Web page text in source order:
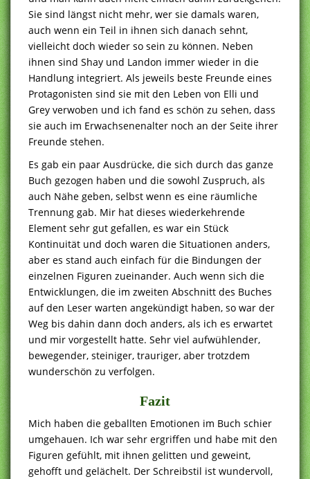
Sie sind längst nicht mehr, wer sie damals waren,
auch wenn ein Teil in ihnen sich danach sehnt,
vielleicht doch wieder so sein zu können. Neben
ihnen sind Shay und Landon immer wieder in die
Handlung integriert. Als jeweils beste Freunde eines
Protagonisten sind sie mit den Leben von Elli und
Grey verwoben und ich fand es schön zu sehen, dass
sie auch im Erwachsenenalter noch an der Seite ihrer
Freunde stehen.
Es gab ein paar Ausdrücke, die sich durch das ganze
Buch gezogen haben und die sowohl Zuspruch, als
auch Nähe geben, selbst wenn es eine räumliche
Trennung gab. Mir hat dieses wiederkehrende
Element sehr gut gefallen, es war ein Stück
Kontinuität und doch waren die Situationen anders,
aber es stand auch einfach für die Bindungen der
einzelnen Figuren zueinander. Auch wenn sich die
Entwicklungen, die im zweiten Abschnitt des Buches
auf den Leser warten angekündigt haben, so war der
Weg bis dahin dann doch anders, als ich es erwartet
und mir vorgestellt hatte. Sehr viel aufwühlender,
bewegender, steiniger, trauriger, aber trotzdem
wunderschön zu verfolgen.
Fazit
Mich haben die geballten Emotionen im Buch schier
umgehauen. Ich war sehr ergriffen und habe mit den
Figuren gefühlt, mit ihnen gelitten und geweint,
gehofft und gelächelt. Der Schreibstil ist wundervoll,